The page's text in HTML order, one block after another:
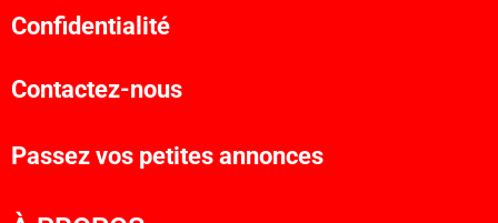
Confidentialité
Contactez-nous
Passez vos petites annonces